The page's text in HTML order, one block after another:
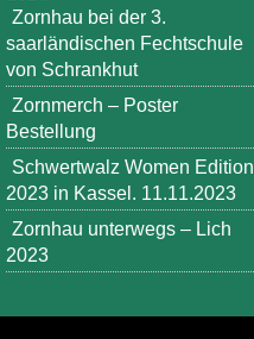
Zornhau bei der 3.
saarländischen Fechtschule
von Schrankhut
Zornmerch – Poster
Bestellung
Schwertwalz Women Edition
2023 in Kassel. 11.11.2023
Zornhau unterwegs – Lich
2023